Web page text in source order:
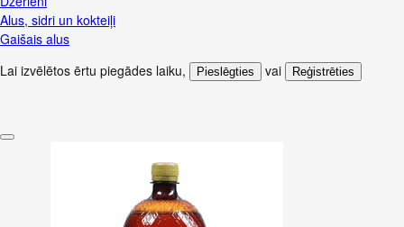
Alus, sidri un kokteiļi
Gaišais alus
Lai izvēlētos ērtu piegādes laiku, Pieslēgties vai Reģistrēties